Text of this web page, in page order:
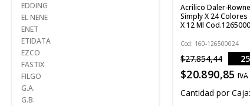
EDDING
EL NENE
ENET
ETIDATA
EZCO
FASTIX
FILGO
G.A.
G.B.
Acrilico Daler-
Simply X 24 Colores
X 12 Ml
Cod: 160-126500024
$27.854,44
$20.890,85
Cantidad por